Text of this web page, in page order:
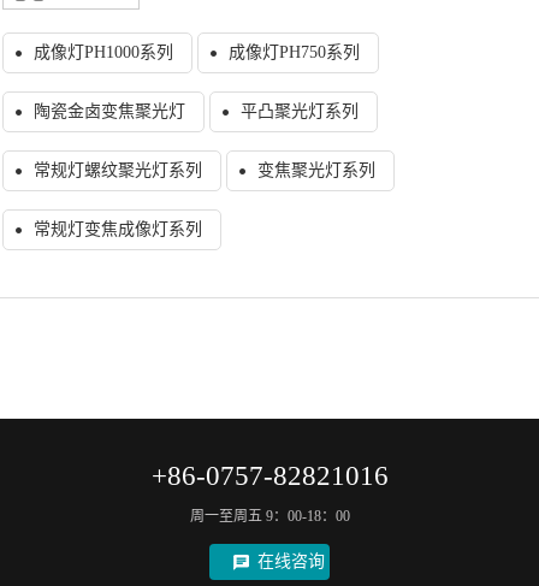
成像灯PH1000系列 成像灯PH750系列
陶瓷金卤变焦聚光灯 平凸聚光灯系列
常规灯螺纹聚光灯系列 变焦聚光灯系列
常规灯变焦成像灯系列
+86-0757-82821016
周一至周五 9：00-18：00
在线咨询